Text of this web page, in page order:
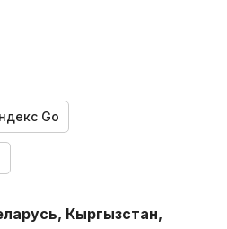
Go
Кыргызстан,